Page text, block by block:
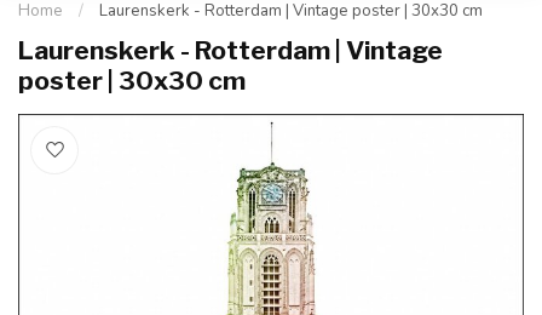
Home / Laurenskerk - Rotterdam | Vintage poster | 30x30 cm
Laurenskerk - Rotterdam | Vintage
poster | 30x30 cm